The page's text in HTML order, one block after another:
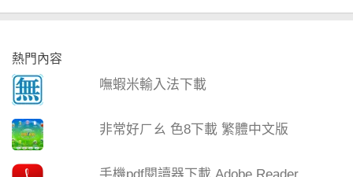
熱門內容
嘸蝦米輸入法下載
非常好ㄏㄠ 色8下載 繁體中文版
手機pdf閱讀器下載 Adobe Reader